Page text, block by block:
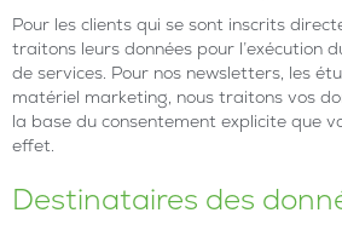
Pour les clients qui se sont inscrits
traitons leurs données pour l’exécution
de services. Pour nos newsletters, les
matériel marketing, nous traitons vos
la base du consentement explicite que
effet.
Destinataires des